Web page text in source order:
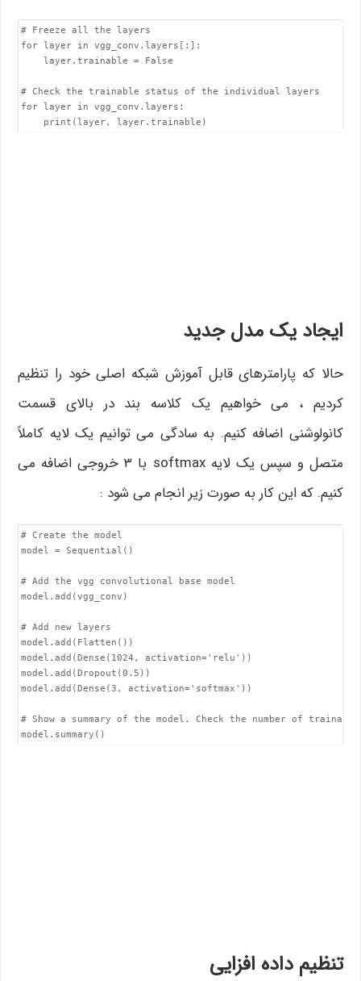
# Freeze all the layers
for layer in vgg_conv.layers[:]:
    layer.trainable = False
# Check the trainable status of the individual layers
for layer in vgg_conv.layers:
    print(layer, layer.trainable)
ایجاد یک مدل جدید
حالا که پارامترهای قابل آموزش شبکه اصلی خود را تنظیم
کردیم ، می خواهیم یک کلاسه بند در بالای قسمت
کانولوشنی اضافه کنیم. به سادگی می توانیم یک لایه کاملاً
متصل و سپس یک لایه softmax با ۳ خروجی اضافه می
کنیم. که این کار به صورت زیر انجام می شود :
# Create the model
model = Sequential()
# Add the vgg convolutional base model
model.add(vgg_conv)
# Add new layers
model.add(Flatten())
model.add(Dense(1024, activation='relu'))
model.add(Dropout(0.5))
model.add(Dense(3, activation='softmax'))
# Show a summary of the model. Check the number of trainable
model.summary()
تنظیم داده افزایی